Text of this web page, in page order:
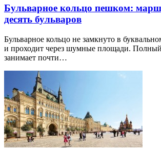
Бульварное кольцо пешком:
десять бульваров
Бульварное кольцо не замкнуто в
и проходит через шумные площади.
занимает почти…